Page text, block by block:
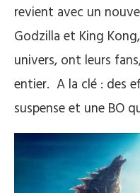
revient avec un
Godzilla et King
univers, ont leurs
entier. A la clé : des
suspense et une BO